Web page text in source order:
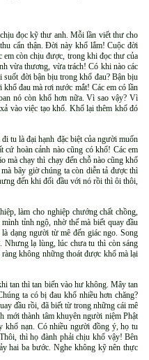
đọc kỹ thư anh. Mỗi lần viết thư cho
cẩn thận. Đời này khổ lắm! Cuộc đời
em còn chịu được, trong khi đọc thư của
vừa thương, vừa trách! Có khi nào các
suốt đời bận bịu trong khổ đau? Bận bịu
đau mà rơi nước mắt! Các em có lần
nó còn khổ hơn nữa. Vì sao vậy? Vì
vào việc tạo khổ. Khổ lại thêm khổ đó
tu là đại hạnh đặc biệt của người muốn
hoàn cảnh nào cũng có khổ! Các em
mà chạy thì chạy đến chỗ nào cũng khổ
bây giờ chúng ta còn diễn tả được thì
đến khi đối đầu với nó rồi thì ôi thôi,
làm cho nghiệp chướng chất chồng,
tỉnh ngộ, nhờ thế mà biết quay đầu
dạng người từ mê đến giác ngo. Song
Nhưng lạ lùng, lúc chưa tu thì còn sáng
không những thoát được khổ mà lại
tan thì tan biến vào hư không. Mây tan
ta có bị đau khổ nhiều hơn chăng?
đầu rồi, đã biết từ trong những cái mê
mới thành tâm khuyên người niệm Phật
khổ nạn. Có nhiều người đồng ý, họ tu
thì họ đành phải chịu khổ vậy! Bên
hai ba bước. Nghe không kỹ nên thực